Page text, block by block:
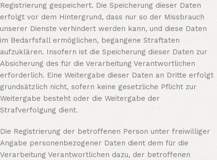
Registrierung gespeichert. Die Speicherung dieser Daten
erfolgt vor dem Hintergrund, dass nur so der Missbrauch
unserer Dienste verhindert werden kann, und diese Daten
im Bedarfsfall ermöglichen, begangene Straftaten
aufzuklären. Insofern ist die Speicherung dieser Daten zur
Absicherung des für die Verarbeitung Verantwortlichen
erforderlich. Eine Weitergabe dieser Daten an Dritte erfolgt
grundsätzlich nicht, sofern keine gesetzliche Pflicht zur
Weitergabe besteht oder die Weitergabe der
Strafverfolgung dient.
Die Registrierung der betroffenen Person unter freiwilliger
Angabe personenbezogener Daten dient dem für die
Verarbeitung Verantwortlichen dazu, der betroffenen